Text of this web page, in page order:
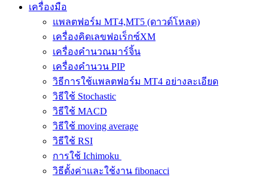
เครื่องมือ
แพลตฟอร์ม MT4,MT5 (ดาวด์โหลด)
เครื่องคิดเลขฟอเร็กซ์XM
เครื่องคำนวณมาร์จิ้น
เครื่องคำนวน PIP
วิธีการใช้แพลตฟอร์ม MT4 อย่างละเอียด
วิธีใช้ Stochastic
วิธีใช้ MACD
วิธีใช้ moving average
วิธีใช้ RSI
การใช้ Ichimoku
วิธีตั้งค่าและใช้งาน fibonacci